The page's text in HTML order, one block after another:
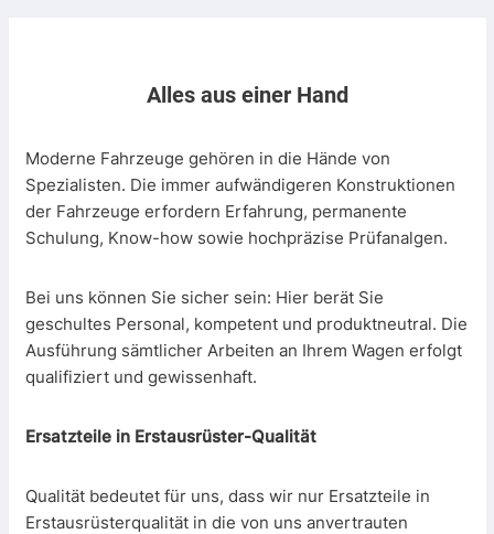
Alles aus einer Hand
Moderne Fahrzeuge gehören in die Hände von
Spezialisten. Die immer aufwändigeren Konstruktionen
der Fahrzeuge erfordern Erfahrung, permanente
Schulung, Know-how sowie hochpräzise Prüfanalgen.
Bei uns können Sie sicher sein: Hier berät Sie
geschultes Personal, kompetent und produktneutral. Die
Ausführung sämtlicher Arbeiten an Ihrem Wagen erfolgt
qualifiziert und gewissenhaft.
Ersatzteile in Erstausrüster-Qualität
Qualität bedeutet für uns, dass wir nur Ersatzteile in
Erstausrüsterqualität in die von uns anvertrauten